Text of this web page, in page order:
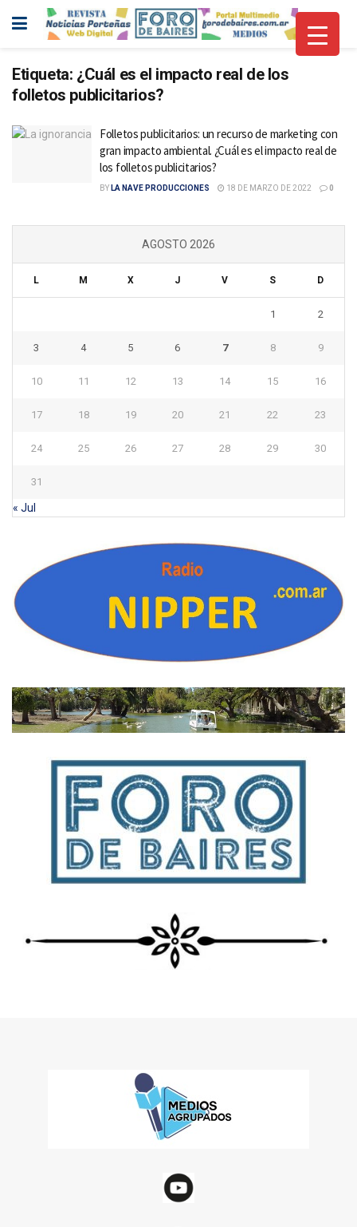
Etiqueta: ¿Cuál es el impacto real de los
folletos publicitarios?
Folletos publicitarios: un recurso de marketing con
gran impacto ambiental. ¿Cuál es el impacto real de
los folletos publicitarios?
BY LA NAVE PRODUCCIONES 18 DE MARZO DE 2022 0
AGOSTO 2026
L M X J V S D
1 2
3 4 5 6 7 8 9
10 11 12 13 14 15 16
17 18 19 20 21 22 23
24 25 26 27 28 29 30
31
« Jul